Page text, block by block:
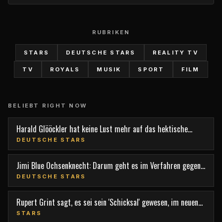
RUBRIKEN
STARS DEUTSCHE STARS REALITY TV
TV ROYALS MUSIK SPORT FILM
BELIEBT RIGHT NOW
Harald Glööckler hat keine Lust mehr auf das hektische
Berlin
DEUTSCHE STARS
Jimi Blue Ochsenknecht: Darum geht es im Verfahren gegen
den TV-Star
DEUTSCHE STARS
Rupert Grint sagt, es sei sein 'Schicksal' gewesen, im neuen
Film 'Nightborn' mitzuspielen
STARS